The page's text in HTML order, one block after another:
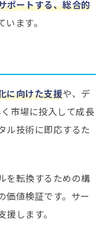
ポートする、総合的
います。
に向けた支援や、デ
市場に投入して成長
ル技術に即応するた
を転換するための構
価値検証です。サー
します。